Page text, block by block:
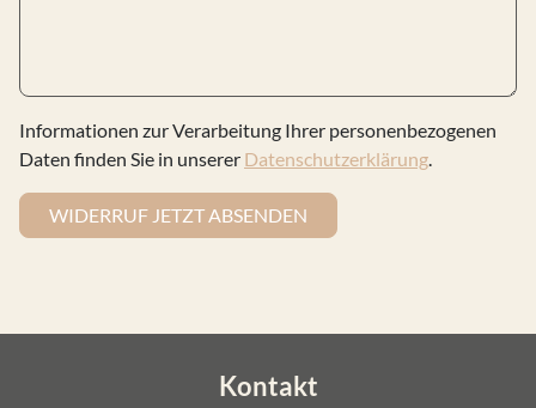
Informationen zur Verarbeitung Ihrer personenbezogenen
Daten finden Sie in unserer Datenschutzerklärung.
WIDERRUF JETZT ABSENDEN
Kontakt